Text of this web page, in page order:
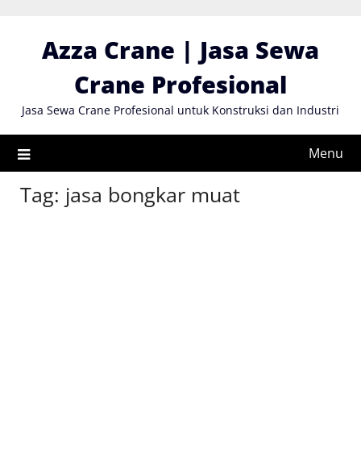
contentAzza Crane | Jasa Sewa
Crane Profesional
Jasa Sewa Crane Profesional untuk Konstruksi dan Industri
Menu
Tag: jasa bongkar muat